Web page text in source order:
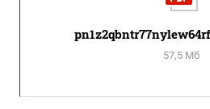
57,5 Мб